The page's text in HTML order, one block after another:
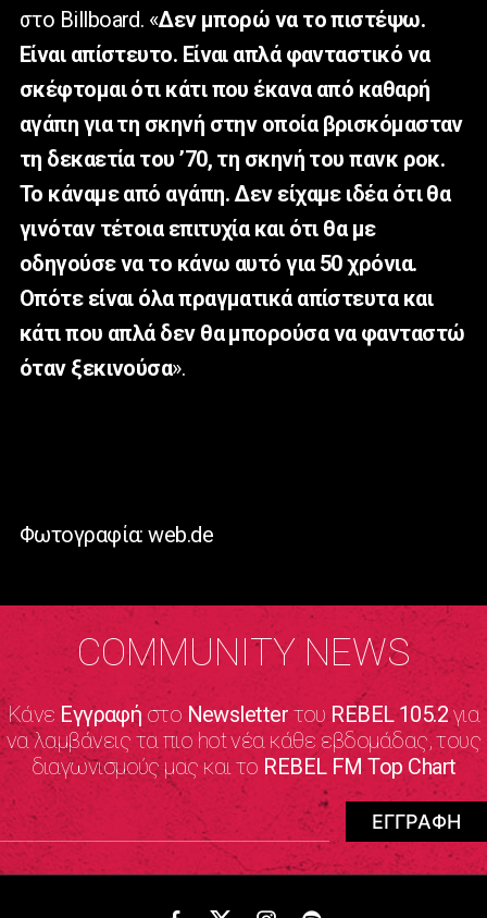
στο Billboard. «Δεν μπορώ να το πιστέψω.
Είναι απίστευτο. Είναι απλά φανταστικό να
σκέφτομαι ότι κάτι που έκανα από καθαρή
αγάπη για τη σκηνή στην οποία βρισκόμασταν
τη δεκαετία του ’70, τη σκηνή του πανκ ροκ.
Το κάναμε από αγάπη. Δεν είχαμε ιδέα ότι θα
γινόταν τέτοια επιτυχία και ότι θα με
οδηγούσε να το κάνω αυτό για 50 χρόνια.
Οπότε είναι όλα πραγματικά απίστευτα και
κάτι που απλά δεν θα μπορούσα να φανταστώ
όταν ξεκινούσα».
Φωτογραφία: web.de
COMMUNITY NEWS
Κάνε Εγγραφήστο NewsletterτουREBEL 105.2για
να λαμβάνεις τα πιο hot νέα κάθε εβδομάδας, τους
διαγωνισμούς μας και το REBEL FM Top Chart